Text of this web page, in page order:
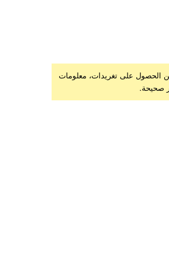
الحصول على تغريدات، معلومات
صحيحة.